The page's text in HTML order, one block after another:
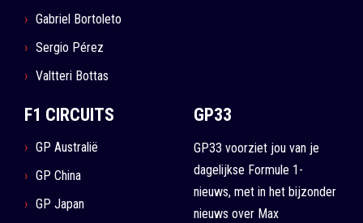
Gabriel Bortoleto
Sergio Pérez
Valtteri Bottas
F1 CIRCUITS
GP Australië
GP China
GP Japan
GP33
GP33 voorziet jou van je
dagelijkse Formule 1-
nieuws, met in het bijzonder
nieuws over Max